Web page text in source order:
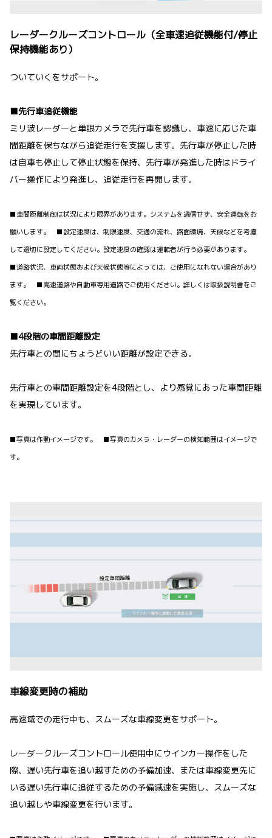
レーダークルーズコントロール（全車速追従機能付/停止
保持機能あり）
ついていくをサポート。
■先行車追従機能
ミリ波レーダーと単眼カメラで先行車を認識し、車速に応じた車
間距離を保ちながら追従走行を支援します。先行車が停止した時
は自車も停止して停止状態を保持、先行車が発進した時はドライ
バー操作により発進し、追従走行を再開します。
■車間距離制御は状況により限界があります。システムを過信せず、安全運転をお
願いします。 ■設定速度は、制限速度、交通の流れ、路面環境、天候などを考慮
して適切に設定してください。設定速度の確認は運転者が行う必要があります。
■道路状況、車両状態および天候状態等によっては、ご使用になれない場合があり
ます。 ■高速道路や自動車専用道路でご使用ください。詳しくは取扱説明書をご
覧ください。
■4段階の車間距離設定
先行車との間にちょうどいい距離が設定できる。
先行車との車間距離設定を4段階とし、より感覚にあった車間距離
を実現しています。
■写真は作動イメージです。 ■写真のカメラ・レーダーの検知範囲はイメージで
す。
車線変更時の補助
高速域での走行中も、スムーズな車線変更をサポート。
レーダークルーズコントロール使用中にウインカー操作をした
際、遅い先行車を追い越すための予備加速、または車線変更先に
いる遅い先行車に追従するための予備減速を実施し、スムーズな
追い越しや車線変更を行います。